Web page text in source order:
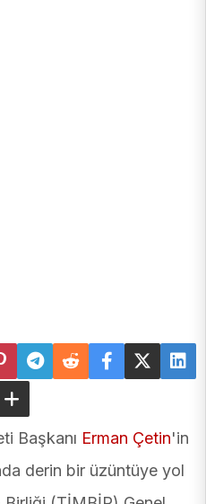
Başkanı Erman Çetin'in
derin bir üzüntüye yol